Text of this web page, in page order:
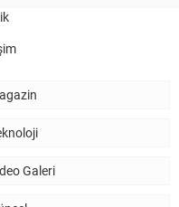
HAYIRLI OLSUN
Galeri